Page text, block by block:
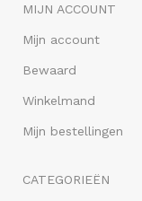
MIJN ACCOUNT
Mijn account
Bewaard
Winkelmand
Mijn bestellingen
CATEGORIEËN